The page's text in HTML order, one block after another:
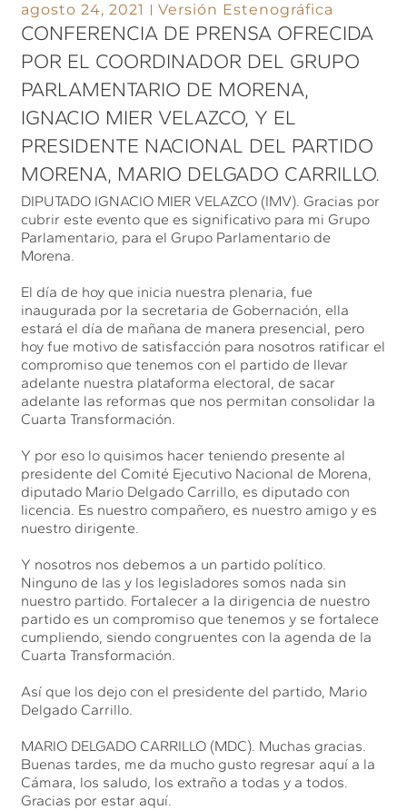
agosto 24, 2021 Versión Estenográfica
CONFERENCIA DE PRENSA OFRECIDA
POR EL COORDINADOR DEL GRUPO
PARLAMENTARIO DE MORENA,
IGNACIO MIER VELAZCO, Y EL
PRESIDENTE NACIONAL DEL PARTIDO
MORENA, MARIO DELGADO CARRILLO.
DIPUTADO IGNACIO MIER VELAZCO (IMV). Gracias por
cubrir este evento que es significativo para mi Grupo
Parlamentario, para el Grupo Parlamentario de
Morena.
El día de hoy que inicia nuestra plenaria, fue
inaugurada por la secretaria de Gobernación, ella
estará el día de mañana de manera presencial, pero
hoy fue motivo de satisfacción para nosotros ratificar el
compromiso que tenemos con el partido de llevar
adelante nuestra plataforma electoral, de sacar
adelante las reformas que nos permitan consolidar la
Cuarta Transformación.
Y por eso lo quisimos hacer teniendo presente al
presidente del Comité Ejecutivo Nacional de Morena,
diputado Mario Delgado Carrillo, es diputado con
licencia. Es nuestro compañero, es nuestro amigo y es
nuestro dirigente.
Y nosotros nos debemos a un partido político.
Ninguno de las y los legisladores somos nada sin
nuestro partido. Fortalecer a la dirigencia de nuestro
partido es un compromiso que tenemos y se fortalece
cumpliendo, siendo congruentes con la agenda de la
Cuarta Transformación.
Así que los dejo con el presidente del partido, Mario
Delgado Carrillo.
MARIO DELGADO CARRILLO (MDC). Muchas gracias.
Buenas tardes, me da mucho gusto regresar aquí a la
Cámara, los saludo, los extraño a todas y a todos.
Gracias por estar aquí.